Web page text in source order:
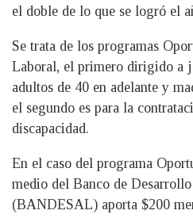
el doble de lo que se logró el
Se trata de los programas
Laboral, el primero dirigido a
adultos de 40 en adelante y
el segundo es para la
discapacidad.
En el caso del programa
medio del Banco de
(BANDESAL) aporta $200